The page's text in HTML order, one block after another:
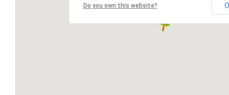
Do you own this website?